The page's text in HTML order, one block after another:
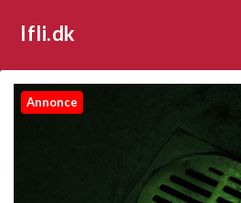
Ifli.dk
Annonce